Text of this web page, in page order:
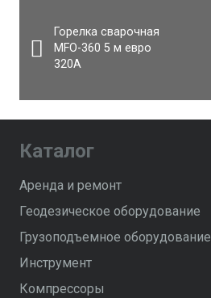
Горелка сварочная
MFО-360 5 м евро
320А
Каталог
Аренда и ремонт
Геодезическое оборудование
Грузоподъемное оборудование
Инструмент
Компрессоры